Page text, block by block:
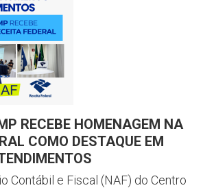
RECEBE HOMENAGEM NA
COMO DESTAQUE EM
Contábil e Fiscal (NAF) do Centro